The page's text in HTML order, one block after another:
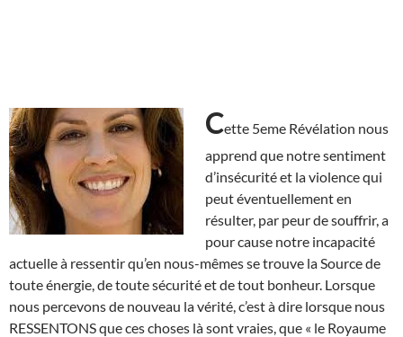
Cette 5eme Révélation nous
apprend que notre sentiment
d’insécurité et la violence qui
peut éventuellement en
résulter, par peur de souffrir, a
pour cause notre incapacité
actuelle à ressentir qu’en nous-mêmes se trouve la Source de
toute énergie, de toute sécurité et de tout bonheur. Lorsque
nous percevons de nouveau la vérité, c’est à dire lorsque nous
RESSENTONS que ces choses là sont vraies, que « le Royaume